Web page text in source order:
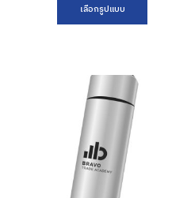
เลือกรูปแบบ